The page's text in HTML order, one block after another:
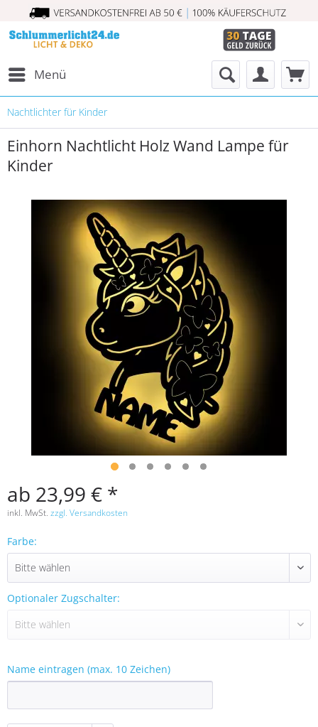
Menü
Nachtlichter für Kinder
Einhorn Nachtlicht Holz Wand Lampe für
Kinder
ab 23,99 € *
inkl. MwSt. zzgl. Versandkosten
Farbe:
Optionaler Zugschalter:
Name eintragen (max. 10 Zeichen)